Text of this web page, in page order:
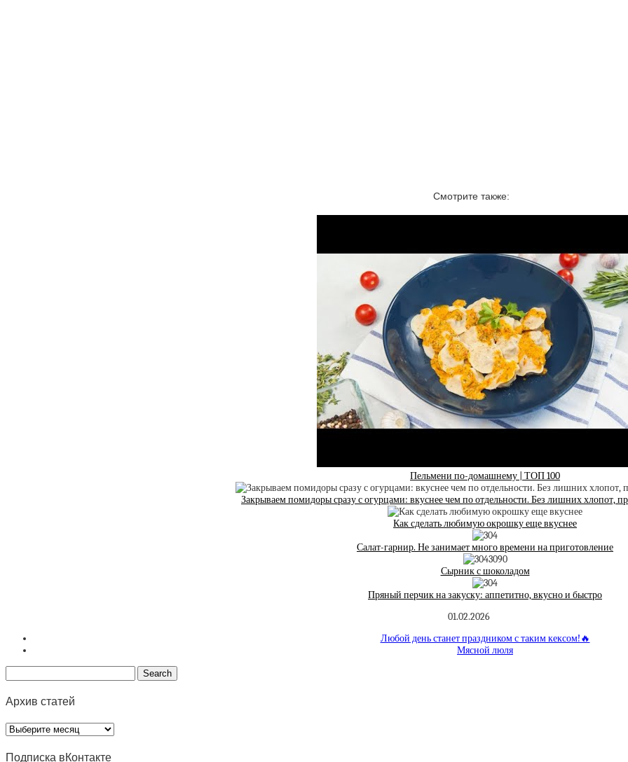
Смотрите также:
Пельмени по-домашнему | ТОП 100
Закрываем помидоры сразу с огурцами: вкуснее чем по отдельности. Без лишних хлопот,
Как сделать любимую окрошку еще вкуснее
Салат-гарнир. Не занимает много времени на приготовление
Сырник с шоколадом
Пряный перчик на закуску: аппетитно, вкусно и быстро
01.02.2026
Любой день станет праздником с таким кексом!🔥
Мясной люля
Архив статей
Архив
статей
Подписка вКонтакте